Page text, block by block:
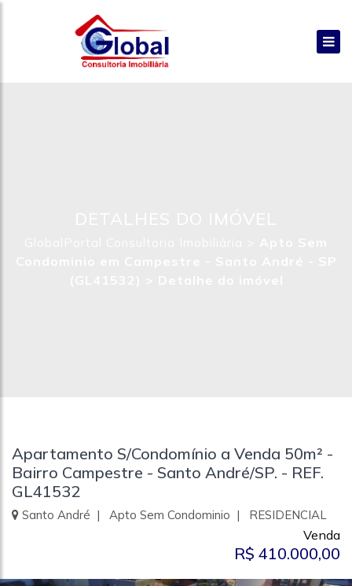
Apartamento S/Condomínio a Venda 50m² -
Bairro Campestre - Santo André/SP. - REF.
GL41532
Santo André | Apto Sem Condominio | RESIDENCIAL
Venda
R$ 410.000,00